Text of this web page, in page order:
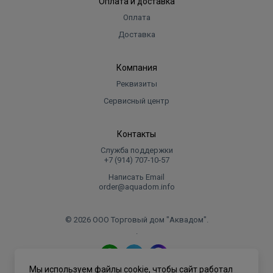
Оплата
Доставка
Компания
Реквизиты
Сервисный центр
Контакты
Служба поддержки
+7 (914) 707‑10‑57
Написать Email
order@aquadom.info
© 2026 ООО Торговый дом "Аквадом".
.
Мы используем файлы cookie, чтобы сайт работал